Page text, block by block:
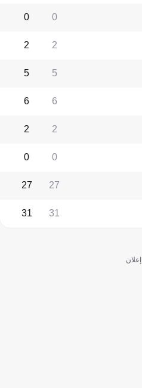
0
0
2
2
5
5
6
6
2
2
0
0
27
27
31
31
إعلان